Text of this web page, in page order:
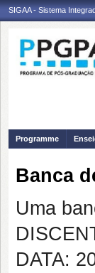
SIGAA - Sistema
Programme
Banca
Uma
DATA: